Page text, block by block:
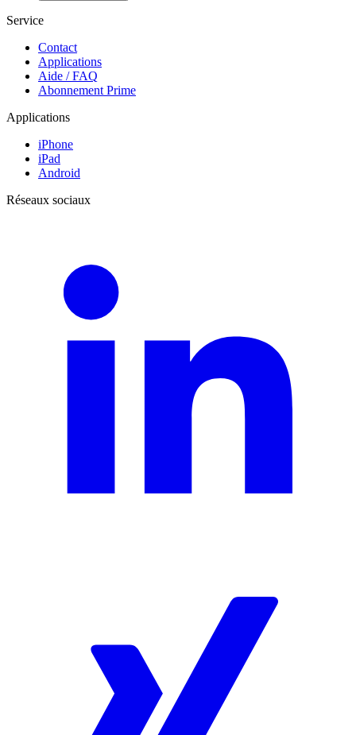
Service
Contact
Applications
Aide / FAQ
Abonnement Prime
Applications
iPhone
iPad
Android
Réseaux sociaux